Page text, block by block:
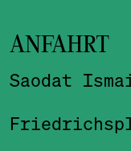
ANFAHRT
Saodat